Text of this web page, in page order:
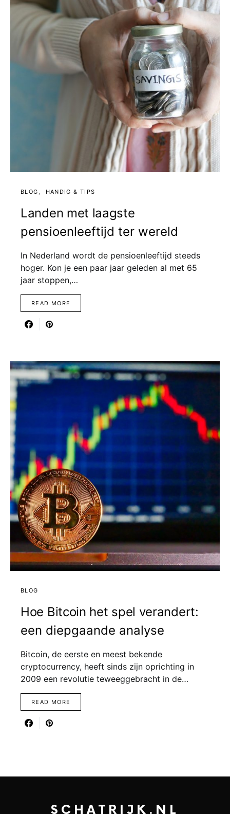
BLOG HANDIG & TIPS
Landen met laagste
pensioenleeftijd ter wereld
In Nederland wordt de pensioenleeftijd steeds
hoger. Kon je een paar jaar geleden al met 65
jaar stoppen,…
READ MORE
BLOG
Hoe Bitcoin het spel verandert:
een diepgaande analyse
Bitcoin, de eerste en meest bekende
cryptocurrency, heeft sinds zijn oprichting in
2009 een revolutie teweeggebracht in de…
READ MORE
SCHATRIJK.NL